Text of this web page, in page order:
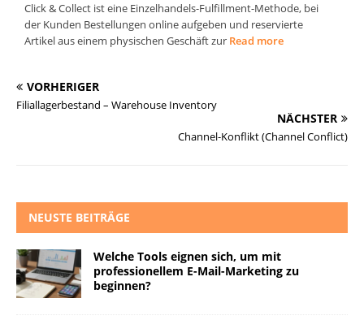
Click & Collect ist eine Einzelhandels-Fulfillment-Methode, bei
der Kunden Bestellungen online aufgeben und reservierte
Artikel aus einem physischen Geschäft zur Read more
VORHERIGER
Filiallagerbestand – Warehouse Inventory
NÄCHSTER
Channel-Konflikt (Channel Conflict)
NEUSTE BEITRÄGE
Welche Tools eignen sich, um mit
professionellem E-Mail-Marketing zu
beginnen?